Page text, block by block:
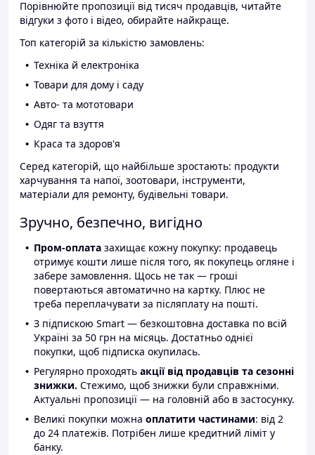
Порівнюйте пропозиції від тисяч продавців, читайте
відгуки з фото і відео, обирайте найкраще.
Топ категорій за кількістю замовлень:
Техніка й електроніка
Товари для дому і саду
Авто- та мототовари
Одяг та взуття
Краса та здоров'я
Серед категорій, що найбільше зростають: продукти
харчування та напої, зоотовари, інструменти,
матеріали для ремонту, будівельні товари.
Зручно, безпечно, вигідно
Пром-оплата захищає кожну покупку: продавець
отримує кошти лише після того, як покупець огляне і
забере замовлення. Щось не так — гроші
повертаються автоматично на картку. Плюс не
треба переплачувати за післяплату на пошті.
З підпискою Smart — безкоштовна доставка по всій
Україні за 50 грн на місяць. Достатньо однієї
покупки, щоб підписка окупилась.
Регулярно проходять акції від продавців та сезонні
знижки. Стежимо, щоб знижки були справжніми.
Актуальні пропозиції — на головній або в застосунку.
Великі покупки можна оплатити частинами: від 2
до 24 платежів. Потрібен лише кредитний ліміт у
банку.